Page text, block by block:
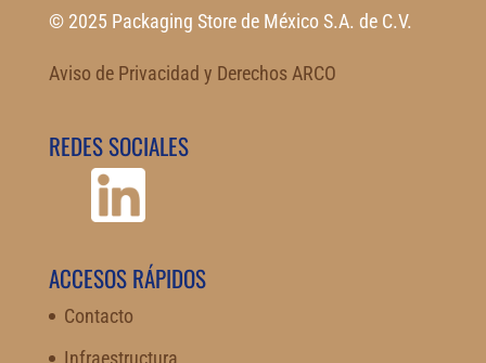
© 2025 Packaging Store de México S.A. de C.V.
Aviso de Privacidad y Derechos ARCO
REDES SOCIALES
ACCESOS RÁPIDOS
Contacto
Infraestructura